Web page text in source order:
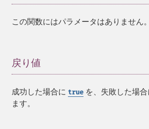
この関数にはパラメータはありません。
戻り値
成功した場合に true を、失敗した場合
ます。